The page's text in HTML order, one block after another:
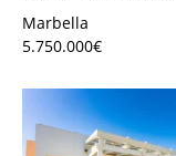
Marbella
5.750.000€